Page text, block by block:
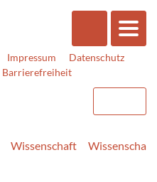
Impressum
Datenschutz
Barrierefreiheit
Wissenschaft